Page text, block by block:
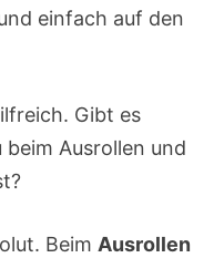
einfach auf den
Gibt es
Ausrollen und
Beim Ausrollen